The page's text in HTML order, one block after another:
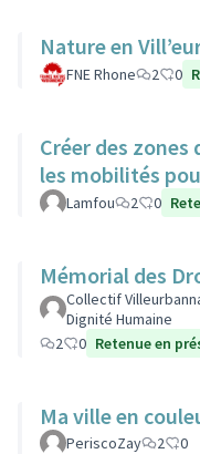
Nature en
FNE Rhone 2 0
Créer des
les mobilités
Lamfou 2 0
Collectif
Dignité Humaine
2
0 Retenue en
Ma ville en
PeriscoZay 2
0